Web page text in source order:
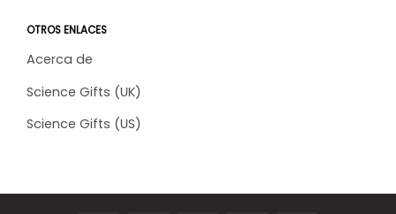
OTROS ENLACES
Acerca de
Science Gifts (UK)
Science Gifts (US)